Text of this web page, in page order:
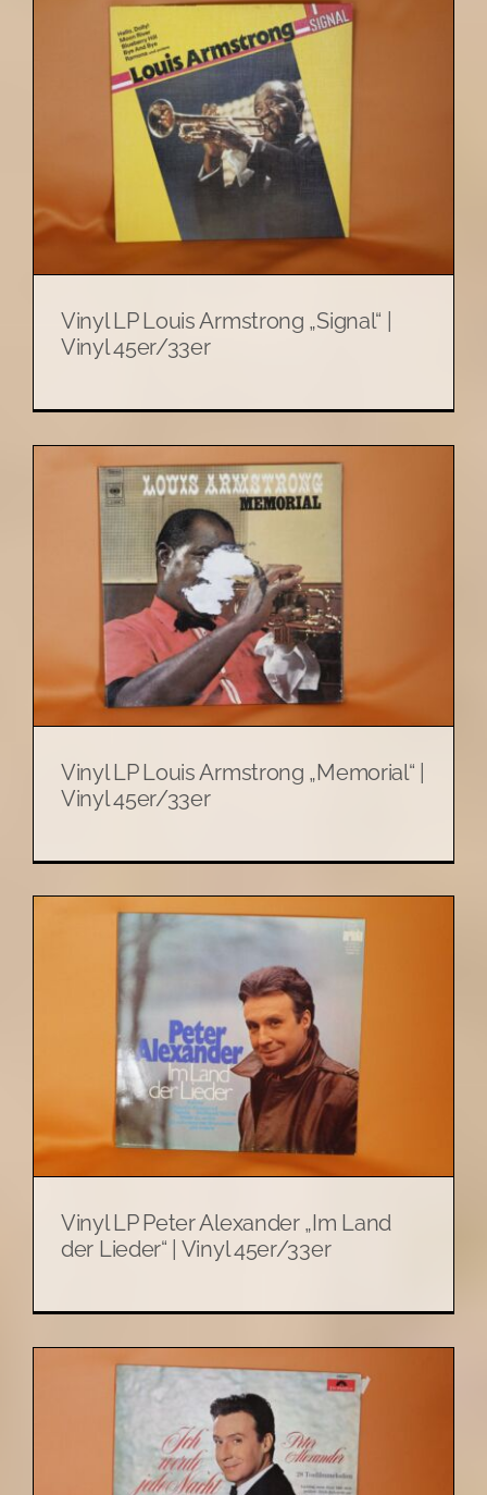
Vinyl LP Louis Armstrong „Signal“ |
Vinyl 45er/33er
Vinyl LP Louis Armstrong „Memorial“ |
Vinyl 45er/33er
Vinyl LP Peter Alexander „Im Land
der Lieder“ | Vinyl 45er/33er